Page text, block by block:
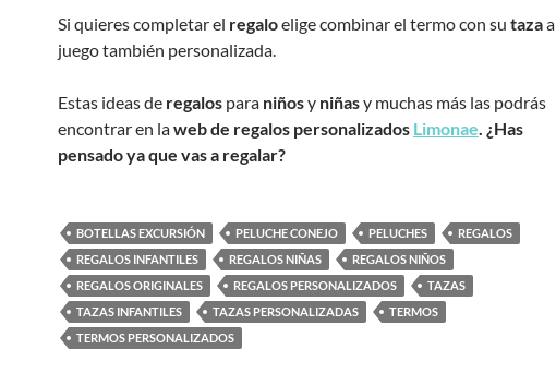
Si quieres completar el regaloelige combinar el termo con su tazaa
juego también personalizada.
Estas ideas de regalos para niñosy niñasy muchas más las podrás
encontrar en laweb de regalos personalizados Limonae . ¿Has
pensado ya que vas a regalar?
BOTELLAS EXCURSIÓN PELUCHE CONEJO PELUCHES
REGALOS
REGALOS INFANTILES
REGALOS NIÑAS
REGALOS NIÑOS
REGALOS ORIGINALES
REGALOS PERSONALIZADOS
TAZAS
TAZAS INFANTILES
TAZAS PERSONALIZADAS
TERMOS
TERMOS PERSONALIZADOS